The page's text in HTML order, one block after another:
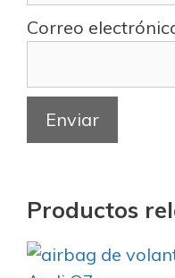
Correo
Productos